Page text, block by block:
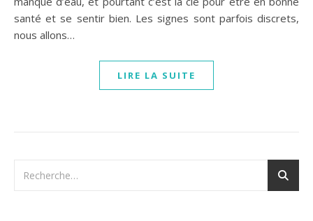
santé et se sentir bien. Les signes sont parfois discrets,
nous allons…
LIRE LA SUITE